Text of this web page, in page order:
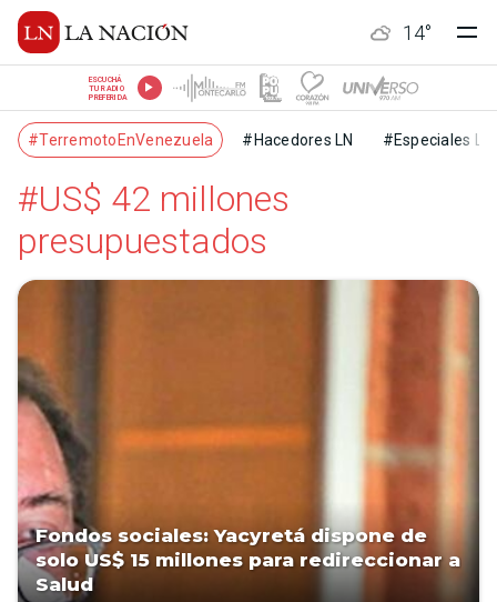
14°
ESCUCHÁ
TU RADIO
PREFERIDA
#TerremotoEnVenezuela #Hacedores LN #Especiales LN
#US$ 42 millones
presupuestados
Fondos sociales: Yacyretá dispone de
solo US$ 15 millones para redireccionar a
Salud